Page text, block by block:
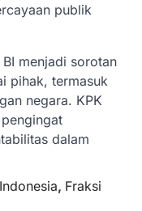
publik
menjadi sorotan
pihak, termasuk
negara. KPK
dalam
, Fraksi